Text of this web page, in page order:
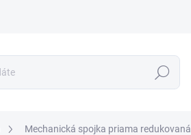
Hľadať
Mechanická spojka priama